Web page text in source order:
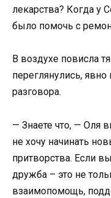
лекарства? Когда у
было помочь с
В воздухе повисла
переглянулись,
разговора.
— Знаете что, — Оля
не хочу начинать
притворства. Если
дружба – это не
взаимопомощь,